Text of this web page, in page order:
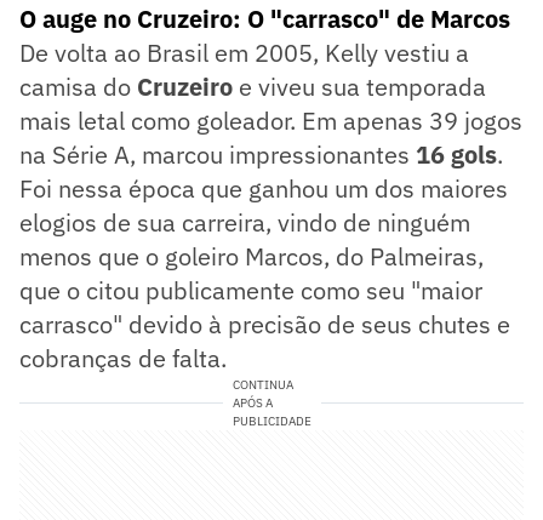
O auge no Cruzeiro: O "carrasco" de Marcos
De volta ao Brasil em 2005, Kelly vestiu a
camisa do Cruzeiro e viveu sua temporada
mais letal como goleador. Em apenas 39 jogos
na Série A, marcou impressionantes 16 gols.
Foi nessa época que ganhou um dos maiores
elogios de sua carreira, vindo de ninguém
menos que o goleiro Marcos, do Palmeiras,
que o citou publicamente como seu "maior
carrasco" devido à precisão de seus chutes e
cobranças de falta.
CONTINUA
APÓS A
PUBLICIDADE